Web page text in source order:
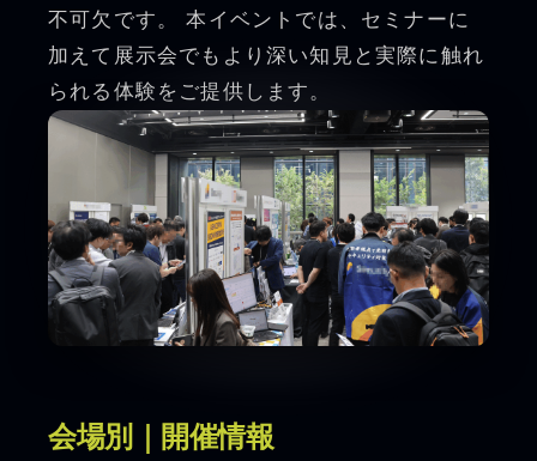
不可欠です。 本イベントでは、セミナーに
加えて展示会でもより深い知見と実際に触れ
られる体験をご提供します。
会場別｜開催情報